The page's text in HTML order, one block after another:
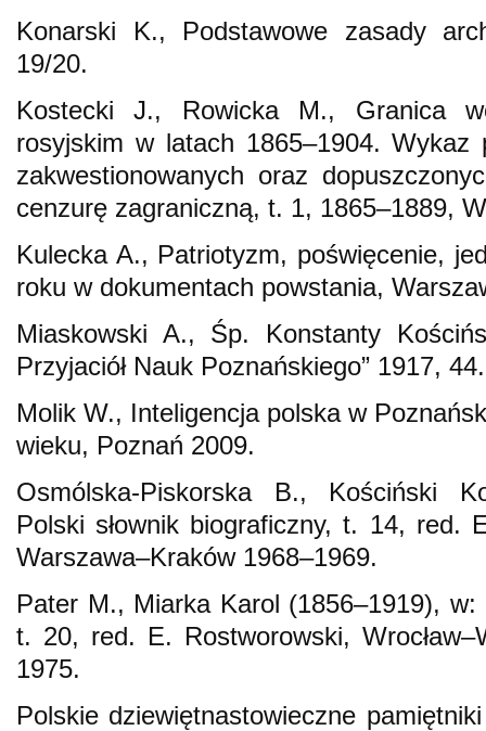
Konarski K., Podstawowe zasady
19/20.
Kostecki J., Rowicka M., Granica
rosyjskim w latach 1865–1904. Wykaz
zakwestionowanych oraz
cenzurę zagraniczną, t. 1, 1865–1889,
Kulecka A., Patriotyzm, poświęcenie,
roku w dokumentach powstania,
Miaskowski A., Śp. Konstanty
Przyjaciół Nauk Poznańskiego” 1917, 44.
Molik W., Inteligencja polska w
wieku, Poznań 2009.
Osmólska-Piskorska B., Kościński
Polski słownik biograficzny, t. 14, red.
Warszawa–Kraków 1968–1969.
Pater M., Miarka Karol (1856–1919), w:
t. 20, red. E. Rostworowski,
1975.
Polskie dziewiętnastowieczne